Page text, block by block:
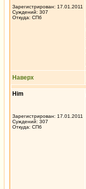
Зарегистрирован: 17.01.2011
Суждений: 307
Откуда: СПб
Наверх
Him
Зарегистрирован: 17.01.2011
Суждений: 307
Откуда: СПб